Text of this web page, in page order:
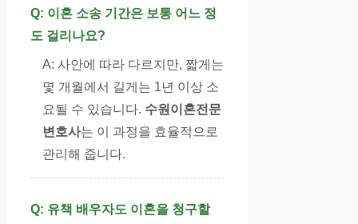
Q: 이혼 소송 기간은 보통 어느 정
도 걸리나요?
A: 사안에 따라 다르지만, 짧게는
몇 개월에서 길게는 1년 이상 소
요될 수 있습니다. 수원이혼전문
변호사는 이 과정을 효율적으로
관리해 줍니다.
Q: 유책 배우자도 이혼을 청구할